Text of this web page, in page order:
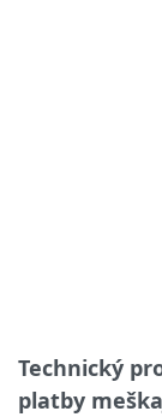
Technický
platby